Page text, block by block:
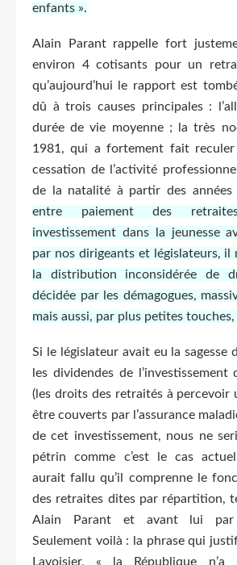
enfants ».
Alain Parant rappelle fort
environ 4 cotisants pour un
qu’aujourd’hui le rapport est
dû à trois causes principales :
durée de vie moyenne ; la très
1981, qui a fortement fait reculer
cessation de l’activité
de la natalité à partir des années
entre paiement des
investissement dans la jeunesse
par nos dirigeants et législateurs, il
la distribution inconsidérée de
décidée par les démagogues,
mais aussi, par plus petites touches,
Si le législateur avait eu la sagesse
les dividendes de l’investissement
(les droits des retraités à percevoir
être couverts par l’assurance
de cet investissement, nous ne
pétrin comme c’est le cas
aurait fallu qu’il comprenne le
des retraites dites par répartition,
Alain Parant et avant lui par
Seulement voilà : la phrase qui
Lavoisier, « la République